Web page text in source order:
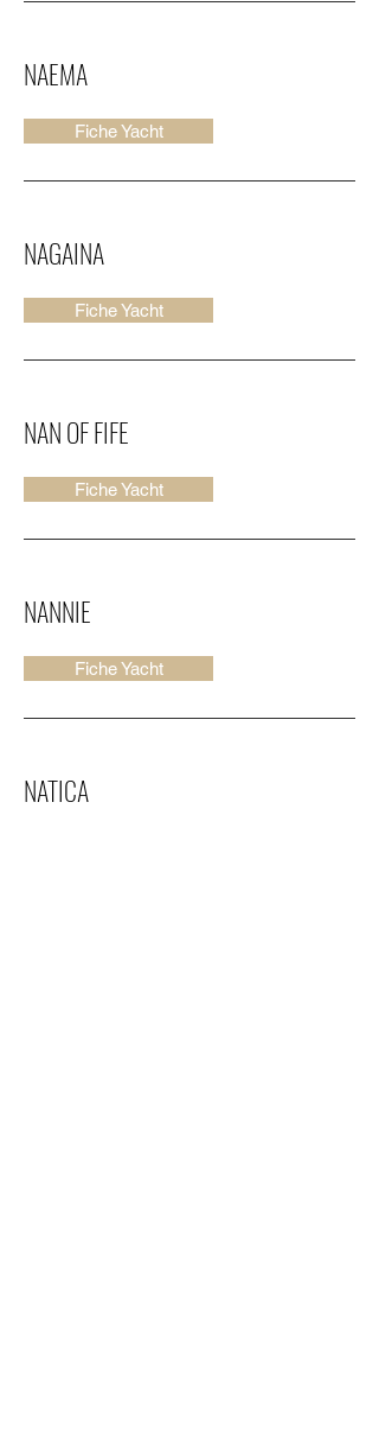
NAEMA
Fiche Yacht
NAGAINA
Fiche Yacht
NAN OF FIFE
Fiche Yacht
NANNIE
Fiche Yacht
NATICA